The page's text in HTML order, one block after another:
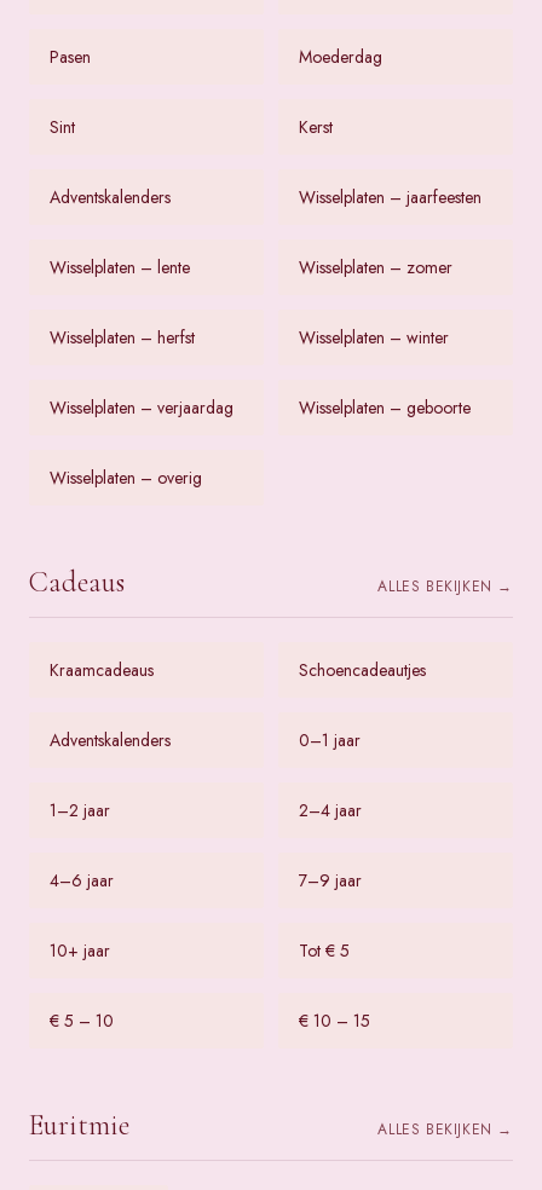
Pasen Moederdag
Sint Kerst
Adventskalenders Wisselplaten – jaarfeesten
Wisselplaten – lente Wisselplaten – zomer
Wisselplaten – herfst Wisselplaten – winter
Wisselplaten – verjaardag Wisselplaten – geboorte
Wisselplaten – overig
Cadeaus ALLES BEKIJKEN →
Kraamcadeaus Schoencadeautjes
Adventskalenders 0–1 jaar
1–2 jaar 2–4 jaar
4–6 jaar 7–9 jaar
10+ jaar Tot € 5
€ 5 – 10 € 10 – 15
Euritmie ALLES BEKIJKEN →